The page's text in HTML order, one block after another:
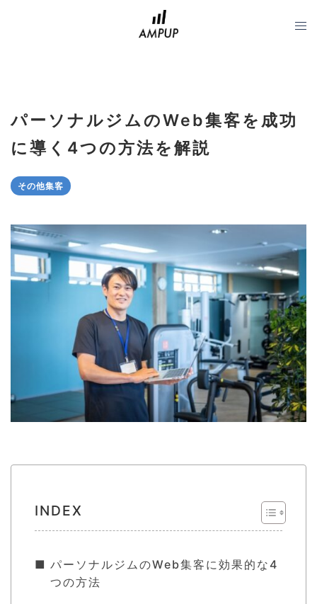
パーソナルジムのWeb集客を成功
に導く4つの方法を解説
その他集客
INDEX
パーソナルジムのWeb集客に効果的な4
つの方法